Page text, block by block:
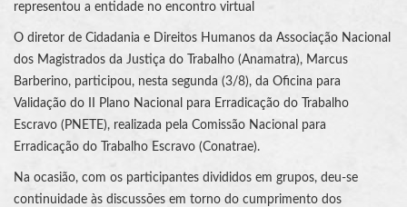
representou a entidade no encontro virtual
O diretor de Cidadania e Direitos Humanos da Associação Nacional
dos Magistrados da Justiça do Trabalho (Anamatra), Marcus
Barberino, participou, nesta segunda (3/8), da Oficina para
Validação do II Plano Nacional para Erradicação do Trabalho
Escravo (PNETE), realizada pela Comissão Nacional para
Erradicação do Trabalho Escravo (Conatrae).
Na ocasião, com os participantes divididos em grupos, deu-se
continuidade às discussões em torno do cumprimento dos